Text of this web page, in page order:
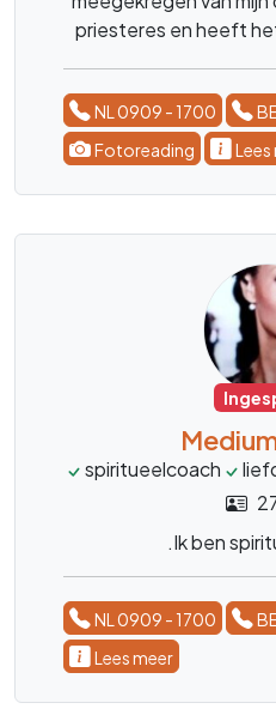
priesteres en heeft
mogen begeleiden bij
het leven. Geen vraag
tot de kern daar waar
tijdsaanduidingen. Ik
bezorgdheid zodat u
NL 0909 - 1700
Fotoreading
Lees
spiritueelcoach
.Ik ben
NL 0909 - 1700
Lees meer